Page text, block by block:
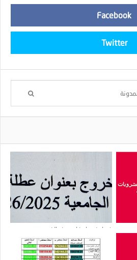
Facebook
Twitter
فيما يخص إمضاء محضر الخروج